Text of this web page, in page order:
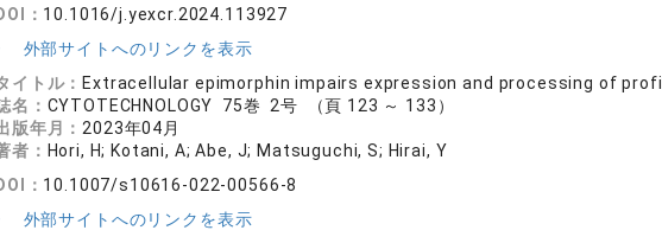
： 10.1016/j.yexcr.2024.113927
外部サイトへのリンクを表示
イトル： Extracellular epimorphin impairs expression and processing of
名： CYTOTECHNOLOGY 75巻 2号 （頁 123 ～ 133）
版年月： 2023年04月
者： Hori, H; Kotani, A; Abe, J; Matsuguchi, S; Hirai, Y
： 10.1007/s10616-022-00566-8
外部サイトへのリンクを表示